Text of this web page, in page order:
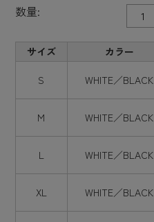
数量:
サイズ カラー
S WHITE／BLACK
M WHITE／BLACK
L WHITE／BLACK
XL WHITE／BLACK